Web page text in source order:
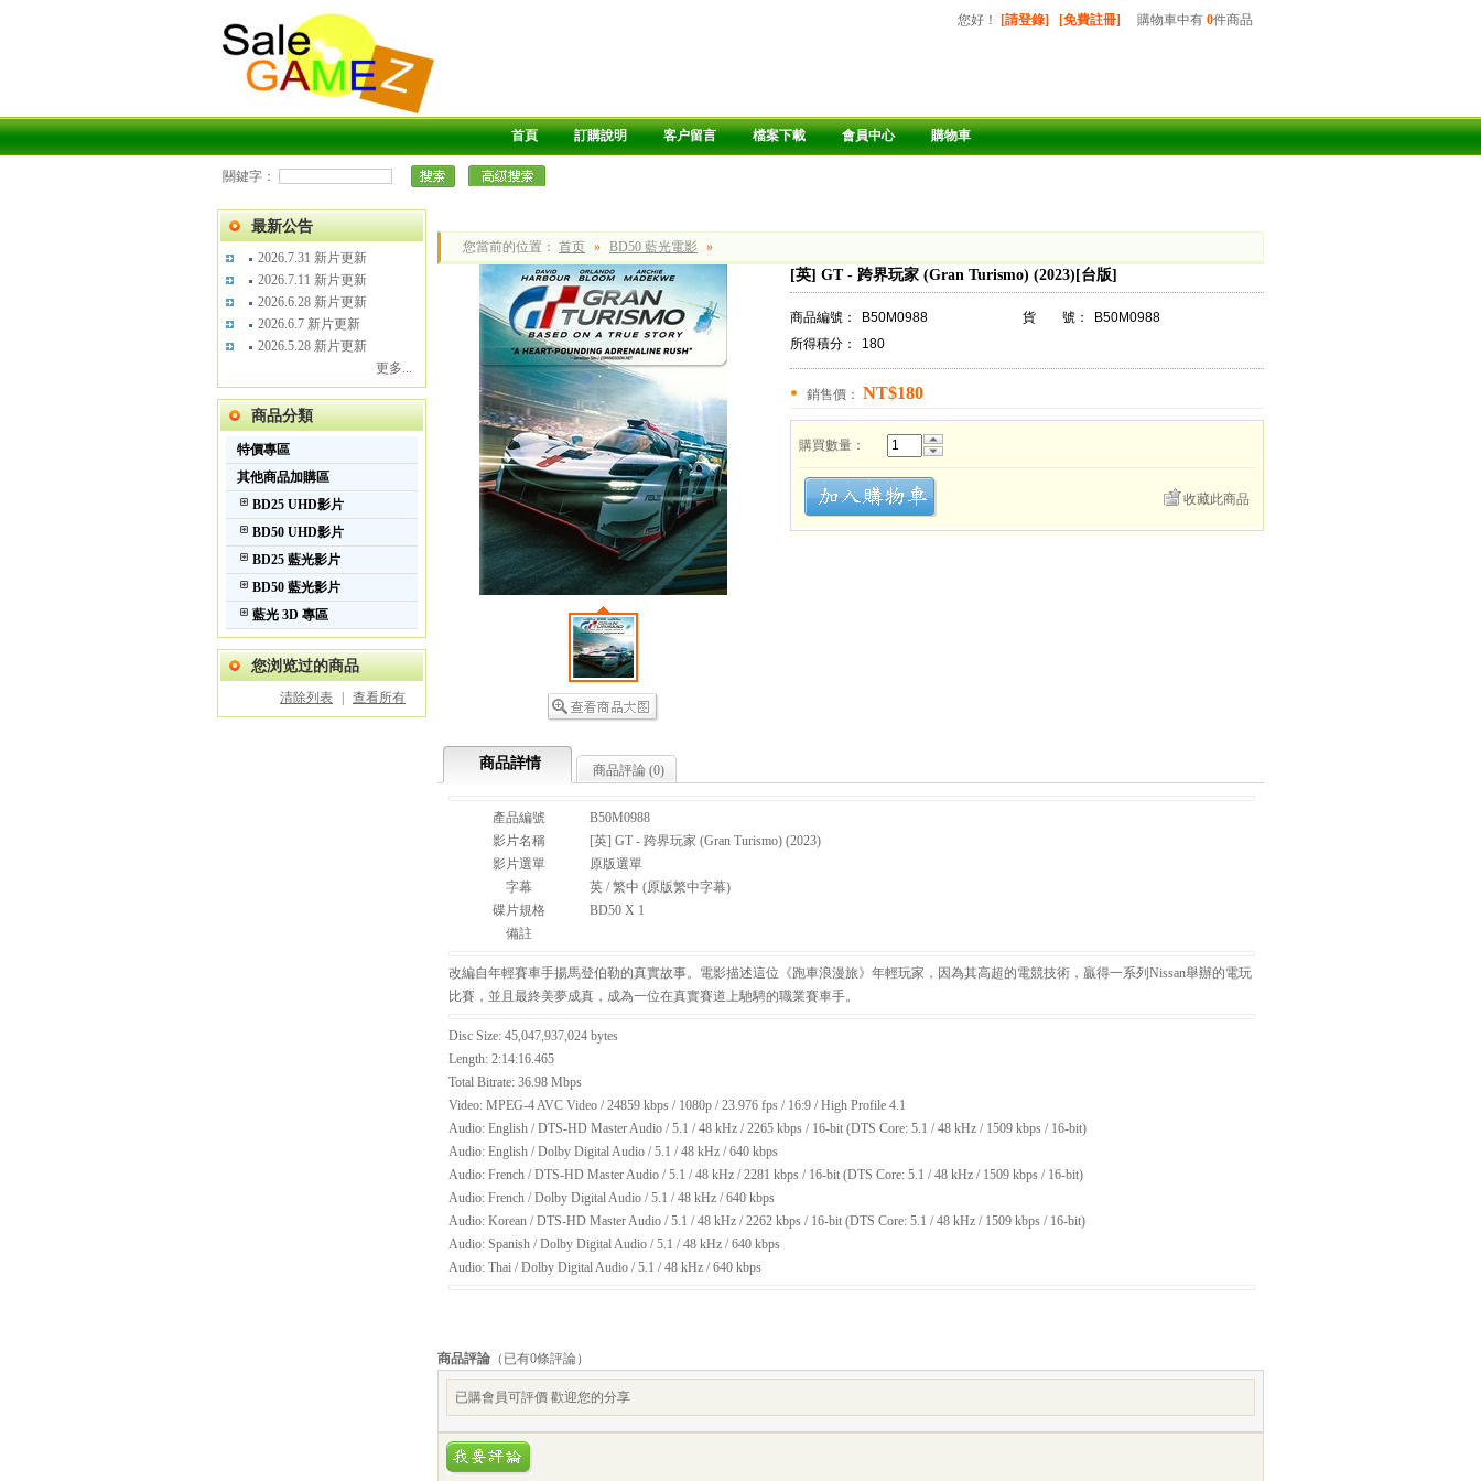
購物車中有 0件商品
您好 ！ [請登錄] [免費註冊]
首頁 訂購說明 客户留言 檔案下載 會員中心 購物車
關鍵字：
最新公告
2026.7.31 新片更新
2026.7.11 新片更新
2026.6.28 新片更新
2026.6.7 新片更新
2026.5.28 新片更新
更多...
商品分類
特價專區
其他商品加購區
BD25 UHD影片
BD50 UHD影片
BD25 藍光影片
BD50 藍光影片
藍光 3D 專區
您浏览过的商品
清除列表 查看所有
您當前的位置： 首页 » BD50 藍光電影 »
[英] GT - 跨界玩家 (Gran Turismo) (2023)[台版]
商品編號： B50M0988 貨 號：
B50M0988
所得積分：
180
銷售價： NT$180
購買數量：
收藏此商品
商品詳情 商品評論 (0)
產品編號
B50M0988
影片名稱
[英] GT - 跨界玩家 (Gran Turismo) (2023)
影片選單
原版選單
字幕
英 / 繁中 (原版繁中字幕)
碟片規格
BD50 X 1
備註
改編自年輕賽車手揚馬登伯勒的真實故事。電影描述這位《跑車浪漫旅》年輕玩家，因為其高超的電競技術，贏得一系列Nissan舉辦的電玩
比賽，並且最終美夢成真，成為一位在真實賽道上馳騁的職業賽車手。
Disc Size: 45,047,937,024 bytes
Length: 2:14:16.465
Total Bitrate: 36.98 Mbps
Video: MPEG-4 AVC Video / 24859 kbps / 1080p / 23.976 fps / 16:9 / High Profile 4.1
Audio: English / DTS-HD Master Audio / 5.1 / 48 kHz / 2265 kbps / 16-bit (DTS Core: 5.1 / 48 kHz / 1509 kbps / 16-bit)
Audio: English / Dolby Digital Audio / 5.1 / 48 kHz / 640 kbps
Audio: French / DTS-HD Master Audio / 5.1 / 48 kHz / 2281 kbps / 16-bit (DTS Core: 5.1 / 48 kHz / 1509 kbps / 16-bit)
Audio: French / Dolby Digital Audio / 5.1 / 48 kHz / 640 kbps
Audio: Korean / DTS-HD Master Audio / 5.1 / 48 kHz / 2262 kbps / 16-bit (DTS Core: 5.1 / 48 kHz / 1509 kbps / 16-bit)
Audio: Spanish / Dolby Digital Audio / 5.1 / 48 kHz / 640 kbps
Audio: Thai / Dolby Digital Audio / 5.1 / 48 kHz / 640 kbps
商品評論 （已有0條評論）
已購會員可評價 歡迎您的分享